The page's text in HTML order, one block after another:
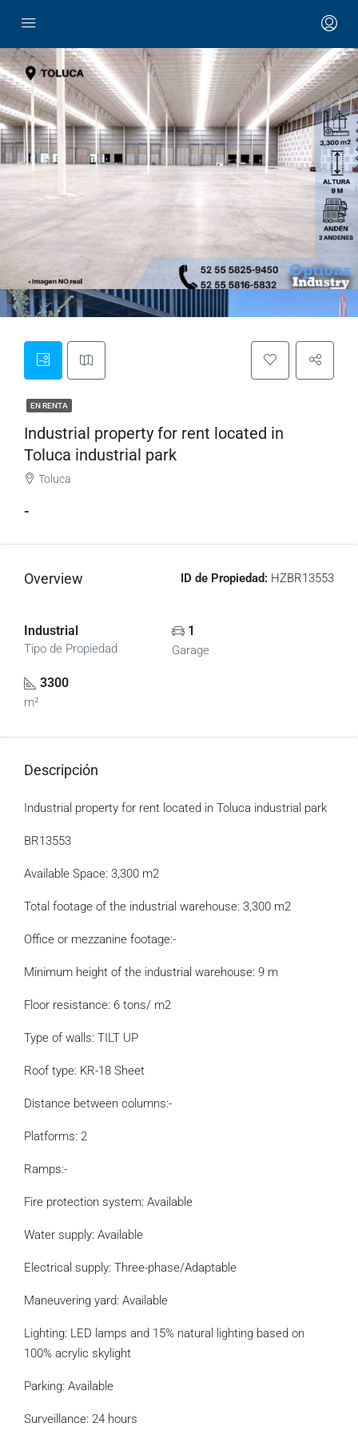
EN RENTA
Industrial property for rent located in
Toluca industrial park
Toluca
-
Overview ID de Propiedad: HZBR13553
Industrial
Tipo de Propiedad
1
Garage
3300
m²
Descripción
Industrial property for rent located in Toluca industrial park
BR13553
Available Space: 3,300 m2
Total footage of the industrial warehouse: 3,300 m2
Office or mezzanine footage:-
Minimum height of the industrial warehouse: 9 m
Floor resistance: 6 tons/ m2
Type of walls: TILT UP
Roof type: KR-18 Sheet
Distance between columns:-
Platforms: 2
Ramps:-
Fire protection system: Available
Water supply: Available
Electrical supply: Three-phase/Adaptable
Maneuvering yard: Available
Lighting: LED lamps and 15% natural lighting based on
100% acrylic skylight
Parking: Available
Surveillance: 24 hours